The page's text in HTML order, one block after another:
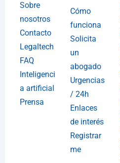
Sobre
nosotros
Contacto
Legaltech
FAQ
Inteligenci
a artificial
Prensa
Cómo
funciona
Solicita
un
abogado
Urgencias
/ 24h
Enlaces
de interés
Registrar
me